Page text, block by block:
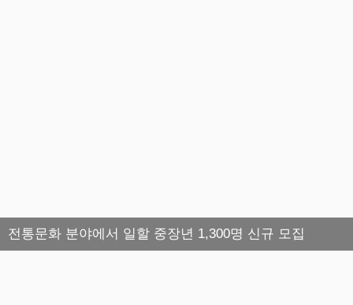
전통문화 분야에서 일할 중장년 1,300명 신규 모집